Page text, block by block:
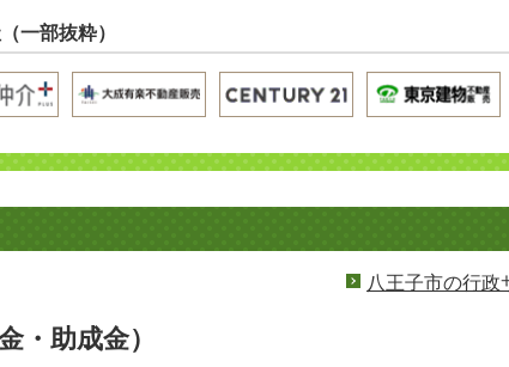
一部抜粋）
八王子市の行政
・助成金）